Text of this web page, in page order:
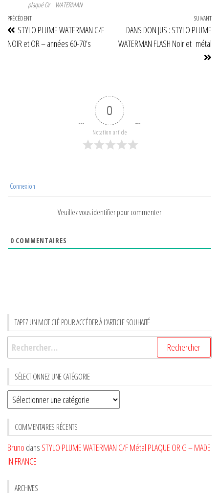
plaqué Or WATERMAN
Navigation
de
l’article
Article
précédent
PRÉCÉDENT
STYLO PLUME WATERMAN C/F
NOIR et OR – années 60-70’s
SUIVANT
DANS DON JUS : STYLO PLUME
WATERMAN FLASH Noir et métal
0
Notation article
Connexion
Veuillez vous identifier pour commenter
0 COMMENTAIRES
TAPEZ UN MOT CLÉ POUR ACCÉDER À L’ARTICLE SOUHAITÉ
Rechercher :
SÉLECTIONNEZ UNE CATÉGORIE
Sélectionnez
une
CATÉGORIE
COMMENTAIRES RÉCENTS
Bruno dans STYLO PLUME WATERMAN C/F Métal PLAQUE OR G – MADE
IN FRANCE
ARCHIVES